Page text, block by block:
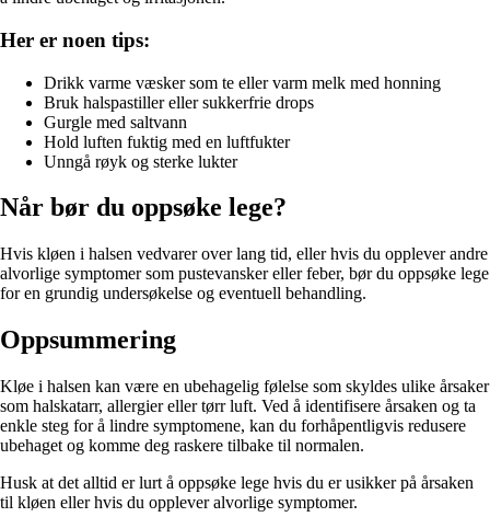
Her er noen tips:
Drikk varme væsker som te eller varm melk med honning
Bruk halspastiller eller sukkerfrie drops
Gurgle med saltvann
Hold luften fuktig med en luftfukter
Unngå røyk og sterke lukter
Når bør du oppsøke lege?
Hvis kløen i halsen vedvarer over lang tid, eller hvis du opplever andre
alvorlige symptomer som pustevansker eller feber, bør du oppsøke lege
for en grundig undersøkelse og eventuell behandling.
Oppsummering
Kløe i halsen kan være en ubehagelig følelse som skyldes ulike årsaker
som halskatarr, allergier eller tørr luft. Ved å identifisere årsaken og ta
enkle steg for å lindre symptomene, kan du forhåpentligvis redusere
ubehaget og komme deg raskere tilbake til normalen.
Husk at det alltid er lurt å oppsøke lege hvis du er usikker på årsaken
til kløen eller hvis du opplever alvorlige symptomer.